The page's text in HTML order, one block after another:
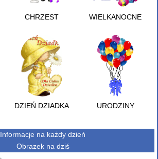
CHRZEST WIELKANOCNE
DZIEŃ DZIADKA URODZINY
Informacje na każdy dzień
Obrazek na dziś